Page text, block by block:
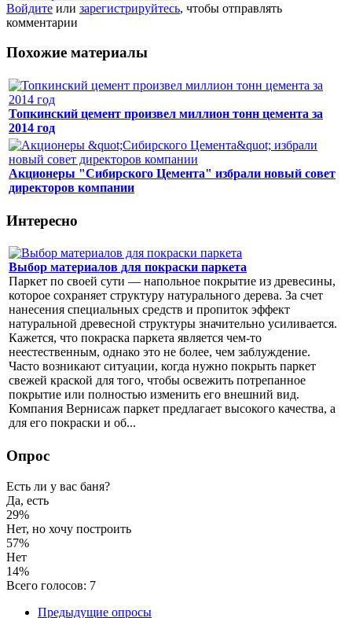
Войдите или зарегистрируйтесь, чтобы отправлять
комментарии
Похожие материалы
Топкинский цемент произвел миллион тонн цемента за
2014 год
Акционеры "Сибирского Цемента" избрали новый совет
директоров компании
Интересно
Выбор материалов для покраски паркета
Паркет по своей сути — напольное покрытие из древесины,
которое сохраняет структуру натурального дерева. За счет
нанесения специальных средств и пропиток эффект
натуральной древесной структуры значительно усиливается.
Кажется, что покраска паркета является чем-то
неестественным, однако это не более, чем заблуждение.
Часто возникают ситуации, когда нужно покрыть паркет
свежей краской для того, чтобы освежить потрепанное
покрытие или полностью изменить его внешний вид.
Компания Вернисаж паркет предлагает высокого качества, а
для его покраски и об...
Опрос
Есть ли у вас баня?
Да, есть
29%
Нет, но хочу построить
57%
Нет
14%
Всего голосов: 7
Предыдущие опросы